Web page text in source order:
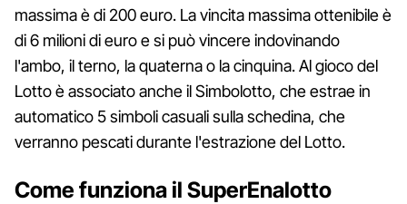
massima è di 200 euro. La vincita massima ottenibile è
di 6 milioni di euro e si può vincere indovinando
l'ambo, il terno, la quaterna o la cinquina. Al gioco del
Lotto è associato anche il Simbolotto, che estrae in
automatico 5 simboli casuali sulla schedina, che
verranno pescati durante l'estrazione del Lotto.
Come funziona il SuperEnalotto